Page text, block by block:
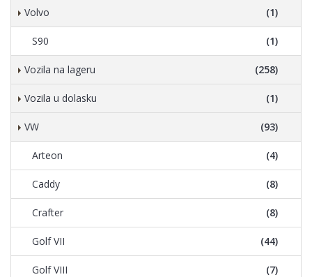
Volvo (1)
S90 (1)
Vozila na lageru (258)
Vozila u dolasku (1)
VW (93)
Arteon (4)
Caddy (8)
Crafter (8)
Golf VII (44)
Golf VIII (7)